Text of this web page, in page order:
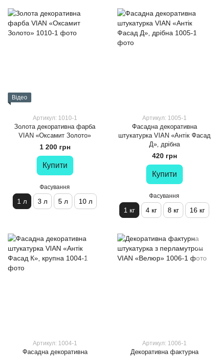
Відео
Артикул: 1010-1
Золота декоративна фарба
VIAN «Оксамит Золото»
1 200 грн
Купити
Фасування
1 л 3 л 5 л 10 л
Артикул: 1005-1
Фасадна декоративна
штукатурка VIAN «Антік Фасад
Д», дрібна
420 грн
Купити
Фасування
1 кг 4 кг 8 кг 16 кг
Артикул: 1004-1
Фасадна декоративна
Артикул: 1006-1
Декоративна фактурна